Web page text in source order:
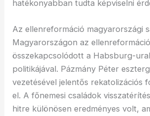
hatékonyabban tudta képviselni
Az ellenreformáció magyarországi
Magyarországon az
összekapcsolódott a Habsburg-
politikájával. Pázmány Péter
vezetésével jelentős rekatolizációs
el. A főnemesi családok
hitre különösen eredményes volt,